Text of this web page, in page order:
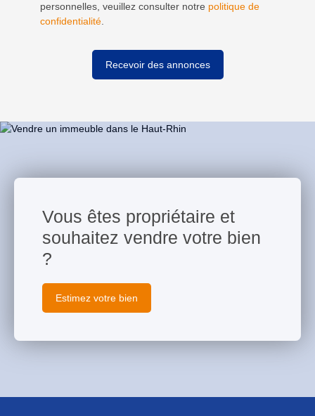
personnelles, veuillez consulter notre politique de
confidentialité.
Recevoir des annonces
Vous êtes propriétaire et
souhaitez vendre votre bien
?
Estimez votre bien